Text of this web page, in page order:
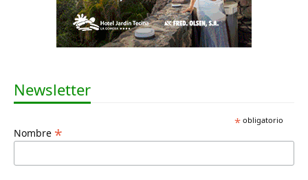
Newsletter
*obligatorio
Nombre *